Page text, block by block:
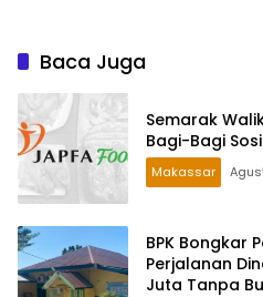
Baca Juga
Semarak
Bagi-Bagi
Makassar
BPK Bongkar
Perjalanan
Juta Tanpa